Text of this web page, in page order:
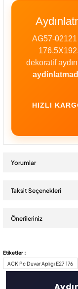
AG57-02121
dekoratif
HIZLI
Yorumlar
Taksit Seçenekleri
Önerileriniz
Bu ürünün fiyat bilgisi,
konularda yetersiz
tarafımıza
Etiketler :
ACK Pc Duvar Aplıgı E27 176